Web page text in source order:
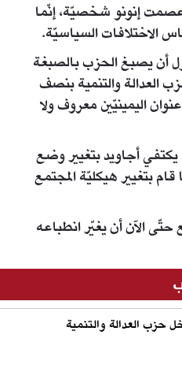
إنونو شخصيّة، إنّما
الاختلافات السياسيّة.
أن يصبغ الحزب بالصبغة
العدالة والتنمية بنصف
اليمينيّين معروف ولا
أجاويد بتغيير وضع
بتغيير هيكليّة المجتمع
الآن أن يغيّر انطباعه
حزب العدالة والتنمية